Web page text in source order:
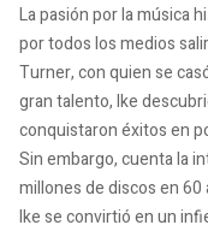
La pasión por la música
por todos los medios
Turner, con quien se
gran talento, Ike
conquistaron éxitos en
Sin embargo, cuenta la
millones de discos en 60
Ike se convirtió en un